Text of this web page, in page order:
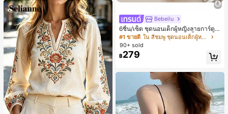
Bebeilu
6ชิ้น/เซ็ต ชุดนอนเด็กผู้หญิงลายการ์ตูน
หมีและดอกไม้ คอกลม แขนสั้น กางเกง
ขาสั้น ขอบระบาย สวมใส่สบาย
#1 ขายดี
ใน สีชมพู ชุดนอนเด็กผู้หญิง
90+ sold
฿279